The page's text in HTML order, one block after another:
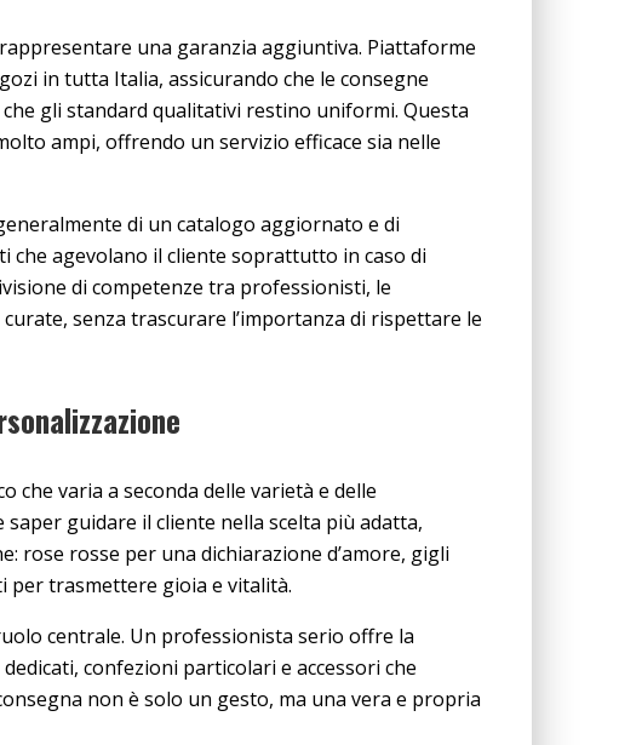
una garanzia aggiuntiva. Piattaforme
in tutta Italia, assicurando che le consegne
gli standard qualitativi restino uniformi. Questa
ampi, offrendo un servizio efficace sia nelle
di un catalogo aggiornato e di
che agevolano il cliente soprattutto in caso di
di competenze tra professionisti, le
senza trascurare l’importanza di rispettare le
che varia a seconda delle varietà e delle
guidare il cliente nella scelta più adatta,
rose rosse per una dichiarazione d’amore, gigli
per trasmettere gioia e vitalità.
centrale. Un professionista serio offre la
confezioni particolari e accessori che
non è solo un gesto, ma una vera e propria